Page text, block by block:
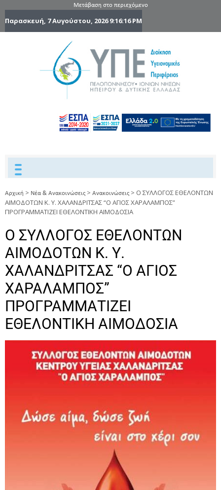
Μετάβαση στο περιεχόμενο
Παρασκευή, 7 Αυγούστου, 20269:16:17 PM
Ηπείρου
Δυτικής
Ελλάδας
Αρχική > Νέα & Ανακοινώσεις > Ανακοινώσεις > Ο ΣΥΛΛΟΓΟΣ ΕΘΕΛΟΝΤΩΝ
ΑΙΜΟΔΟΤΩΝ Κ. Υ. ΧΑΛΑΝΔΡΙΤΣΑΣ “Ο ΑΓΙΟΣ ΧΑΡΑΛΑΜΠΟΣ”
ΠΡΟΓΡΑΜΜΑΤΙΖΕΙ ΕΘΕΛΟΝΤΙΚΗ ΑΙΜΟΔΟΣΙΑ
Ο ΣΥΛΛΟΓΟΣ ΕΘΕΛΟΝΤΩΝ
ΑΙΜΟΔΟΤΩΝ Κ. Υ.
ΧΑΛΑΝΔΡΙΤΣΑΣ “Ο ΑΓΙΟΣ
ΧΑΡΑΛΑΜΠΟΣ”
ΠΡΟΓΡΑΜΜΑΤΙΖΕΙ
ΕΘΕΛΟΝΤΙΚΗ ΑΙΜΟΔΟΣΙΑ